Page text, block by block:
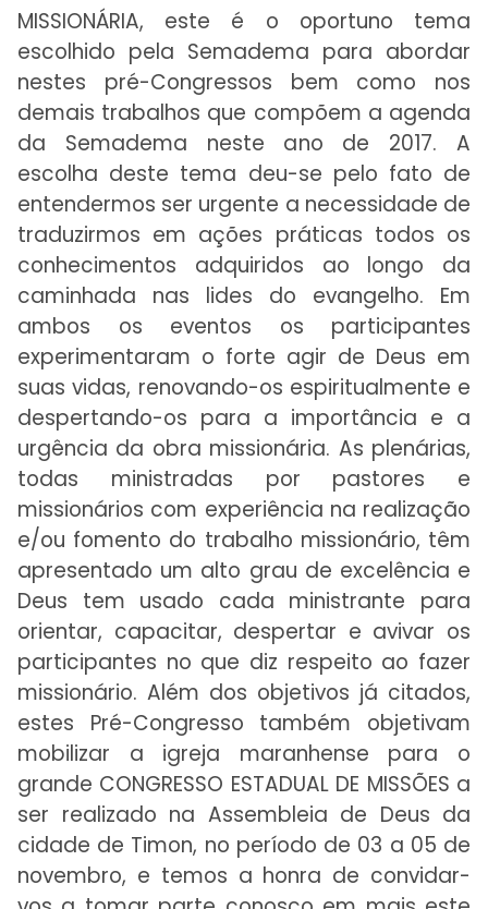
MISSIONÁRIA, este é o oportuno tema
escolhido pela Semadema para abordar
nestes pré-Congressos bem como nos
demais trabalhos que compõem a agenda
da Semadema neste ano de 2017. A
escolha deste tema deu-se pelo fato de
entendermos ser urgente a necessidade de
traduzirmos em ações práticas todos os
conhecimentos adquiridos ao longo da
caminhada nas lides do evangelho. Em
ambos os eventos os participantes
experimentaram o forte agir de Deus em
suas vidas, renovando-os espiritualmente e
despertando-os para a importância e a
urgência da obra missionária. As plenárias,
todas ministradas por pastores e
missionários com experiência na realização
e/ou fomento do trabalho missionário, têm
apresentado um alto grau de excelência e
Deus tem usado cada ministrante para
orientar, capacitar, despertar e avivar os
participantes no que diz respeito ao fazer
missionário. Além dos objetivos já citados,
estes Pré-Congresso também objetivam
mobilizar a igreja maranhense para o
grande CONGRESSO ESTADUAL DE MISSÕES a
ser realizado na Assembleia de Deus da
cidade de Timon, no período de 03 a 05 de
novembro, e temos a honra de convidar-